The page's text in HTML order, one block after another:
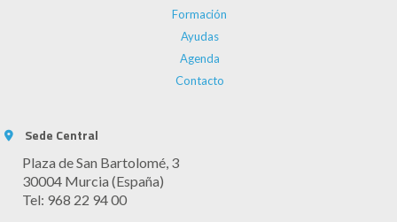
Formación
Ayudas
Agenda
Contacto
Sede Central
Plaza de San Bartolomé, 3
30004 Murcia (España)
Tel: 968 22 94 00